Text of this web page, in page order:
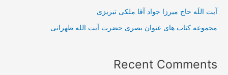
آیت اللَه حاج میرزا جواد آقا ملکی تبریزی
مجموعه کتاب های عنوان بصری حضرت آیت الله طهرانی
Recent Comments